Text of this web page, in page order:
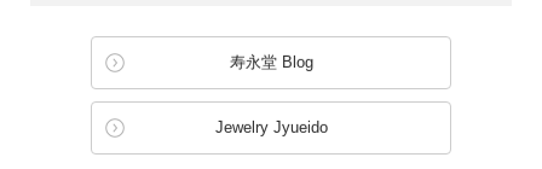
寿永堂 Blog
Jewelry Jyueido